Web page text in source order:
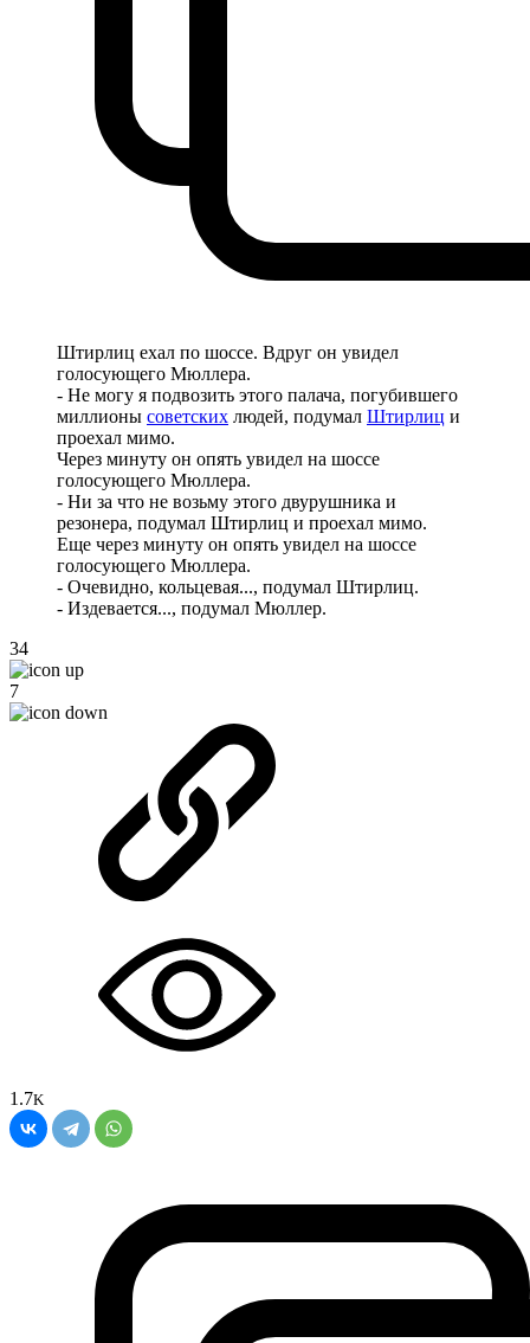
Штирлиц ехал по шоссе. Вдруг он увидел
голосующего Мюллера.
- Не могу я подвозить этого палача, погубившего
миллионы советских людей, подумал Штирлиц и
проехал мимо.
Через минуту он опять увидел на шоссе
голосующего Мюллера.
- Ни за что не возьму этого двурушника и
резонера, подумал Штирлиц и проехал мимо.
Еще через минуту он опять увидел на шоссе
голосующего Мюллера.
- Очевидно, кольцевая..., подумал Штирлиц.
- Издевается..., подумал Мюллер.
34
7
1.7K